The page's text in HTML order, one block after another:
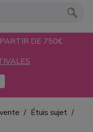
DE 750€
Étuis sujet